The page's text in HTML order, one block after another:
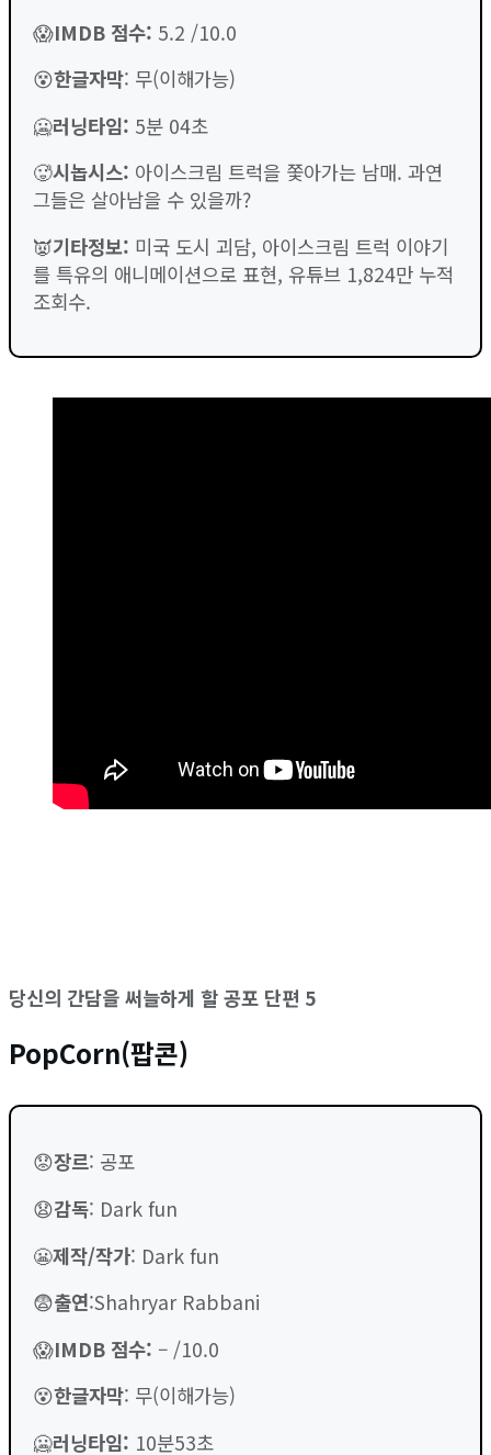
😱IMDB 점수: 5.2 /10.0
😵한글자막: 무(이해가능)
🥶러닝타임: 5분 04초
🥵시놉시스: 아이스크림 트럭을 쫓아가는 남매. 과연
그들은 살아남을 수 있을까?
👿기타정보: 미국 도시 괴담, 아이스크림 트럭 이야기
를 특유의 애니메이션으로 표현, 유튜브 1,824만 누적
조회수.
당신의 간담을 써늘하게 할 공포 단편 5
PopCorn(팝콘)
😟장르: 공포
😧감독: Dark fun
😬제작/작가: Dark fun
😨출연:Shahryar Rabbani
😱IMDB 점수: – /10.0
😵한글자막: 무(이해가능)
🥶러닝타임: 10분53초